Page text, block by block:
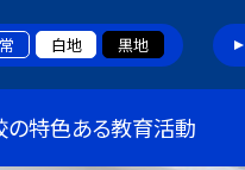
白地 黒地
の特色ある教育活動